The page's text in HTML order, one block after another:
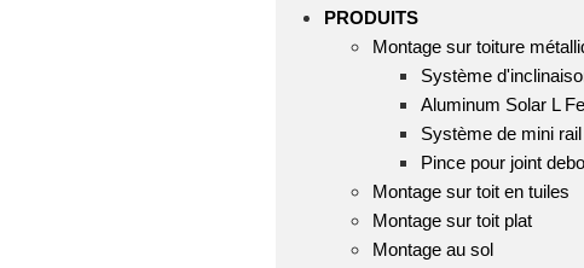
PRODUITS
Montage sur toiture
Système
Aluminum Solar L
Système de mini rail
Pince pour joint
Montage sur toit en tuiles
Montage sur toit plat
Montage au sol